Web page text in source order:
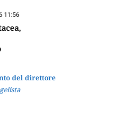
11:56
del direttore